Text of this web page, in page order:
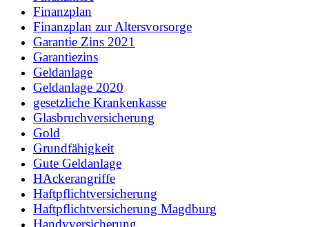
Finanzplan
Finanzplan zur Altersvorsorge
Garantie Zins 2021
Garantiezins
Geldanlage
Geldanlage 2020
gesetzliche Krankenkasse
Glasbruchversicherung
Gold
Grundfähigkeit
Gute Geldanlage
HAckerangriffe
Haftpflichtversicherung
Haftpflichtversicherung Magdburg
Handyversicherung